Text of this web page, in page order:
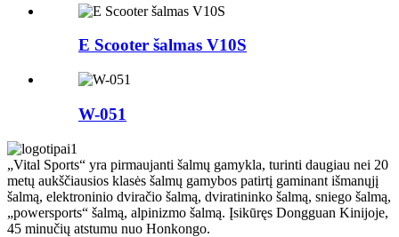
E Scooter šalmas V10S
W-051
„Vital Sports“ yra pirmaujanti šalmų gamykla, turinti daugiau nei 20
metų aukščiausios klasės šalmų gamybos patirtį gaminant išmanųjį
šalmą, elektroninio dviračio šalmą, dviratininko šalmą, sniego šalmą,
„powersports“ šalmą, alpinizmo šalmą. Įsikūręs Dongguan Kinijoje,
45 minučių atstumu nuo Honkongo.